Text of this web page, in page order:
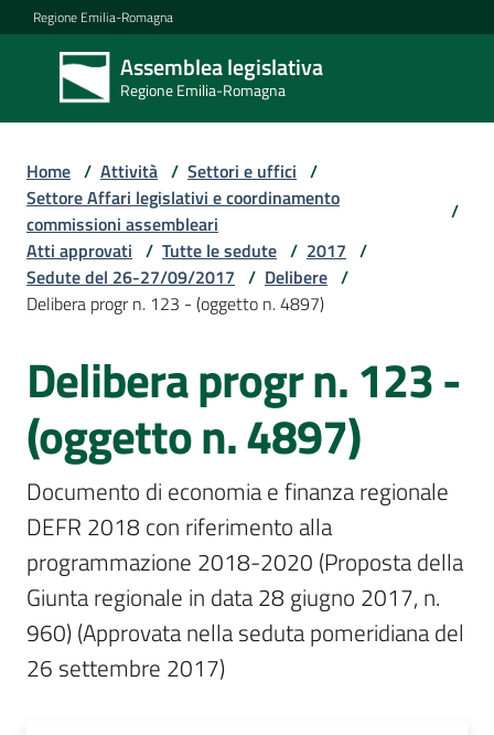
Vai al contenuto
Vai alla navigazione
Vai al footer
Regione Emilia-Romagna
Assemblea legislativa
Regione Emilia-Romagna
Assemblea
legislativa
Regione Emilia-
Assemblea
Argomenti
Per
i
media
Per
i
cittadini
Home / Attività / Settori e uffici /
Settore Affari legislativi e coordinamento
commissioni assembleari
/
Atti approvati / Tutte le sedute / 2017 /
Sedute del 26-27/09/2017 / Delibere /
Delibera progr n. 123 - (oggetto n. 4897)
Delibera progr n. 123 -
(oggetto n. 4897)
Documento di economia e finanza regionale
DEFR 2018 con riferimento alla
programmazione 2018-2020 (Proposta della
Giunta regionale in data 28 giugno 2017, n.
960) (Approvata nella seduta pomeridiana del
26 settembre 2017)